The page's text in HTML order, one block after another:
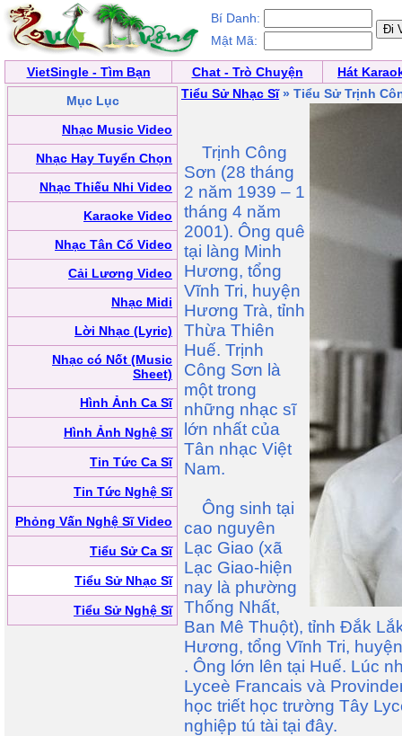
Bí Danh:
Mật Mã:
VietSingle - Tìm Bạn Chat - Trò Chuyện
Hát
Mục Lục
Nhạc Music Video
Nhạc Hay Tuyển Chọn
Nhạc Thiếu Nhi Video
Karaoke Video
Nhạc Tân Cổ Video
Cải Lương Video
Nhạc Midi
Lời Nhạc (Lyric)
Nhạc có Nốt (Music
Sheet)
Hình Ảnh Ca Sĩ
Hình Ảnh Nghệ Sĩ
Tin Tức Ca Sĩ
Tin Tức Nghệ Sĩ
Phỏng Vấn Nghệ Sĩ Video
Tiểu Sử Ca Sĩ
Tiểu Sử Nhạc Sĩ
Tiểu Sử Nghệ Sĩ
Tiểu Sử Nhạc Sĩ» Tiểu Sử Trịnh
Trịnh Công
Sơn (28 tháng
2 năm 1939 – 1
tháng 4 năm
2001). Ông quê
tại làng Minh
Hương, tổng
Vĩnh Tri, huyện
Hương Trà, tỉnh
Thừa Thiên
Huế. Trịnh
Công Sơn là
một trong
những nhạc sĩ
lớn nhất của
Tân nhạc Việt
Nam.
Ông sinh tại
cao nguyên
Lạc Giao (xã
Lạc Giao-hiện
nay là phường
Thống Nhất,
Ban Mê Thuột), tỉnh Đắk
Hương, tổng Vĩnh Tri,
. Ông lớn lên tại Huế. Lúc
Lyceè Francais và
học triết học trường Tây
nghiệp tú tài tại đây.